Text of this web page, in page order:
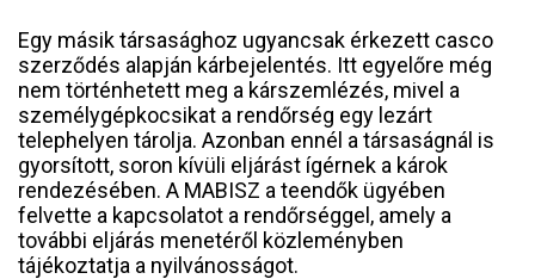
Egy másik társasághoz ugyancsak érkezett casco
szerződés alapján kárbejelentés. Itt egyelőre még
nem történhetett meg a kárszemlézés, mivel a
személygépkocsikat a rendőrség egy lezárt
telephelyen tárolja. Azonban ennél a társaságnál is
gyorsított, soron kívüli eljárást ígérnek a károk
rendezésében. A MABISZ a teendők ügyében
felvette a kapcsolatot a rendőrséggel, amely a
további eljárás menetéről közleményben
tájékoztatja a nyilvánosságot.